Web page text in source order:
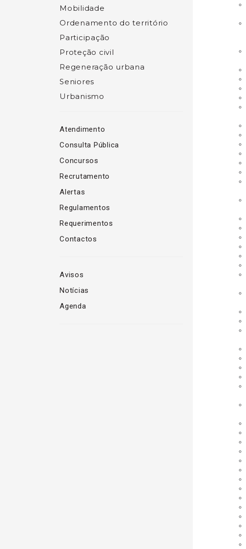
Mobilidade
Ordenamento do território
Participação
Proteção civil
Regeneração urbana
Seniores
Urbanismo
Atendimento
Consulta Pública
Concursos
Recrutamento
Alertas
Regulamentos
Requerimentos
Contactos
Avisos
Notícias
Agenda